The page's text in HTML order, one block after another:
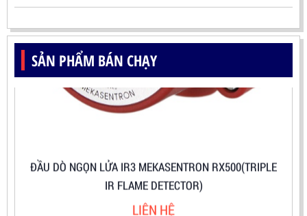
SẢN PHẨM BÁN CHẠY
ĐẦU DÒ NGỌN LỬA IR3 MEKASENTRON RX500(TRIPLE
Mã sản phẩm: RX500